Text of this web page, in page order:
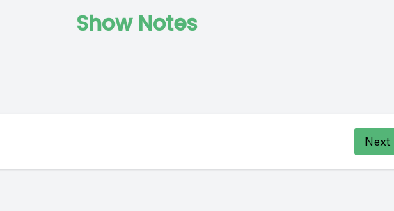
Show Notes
Next